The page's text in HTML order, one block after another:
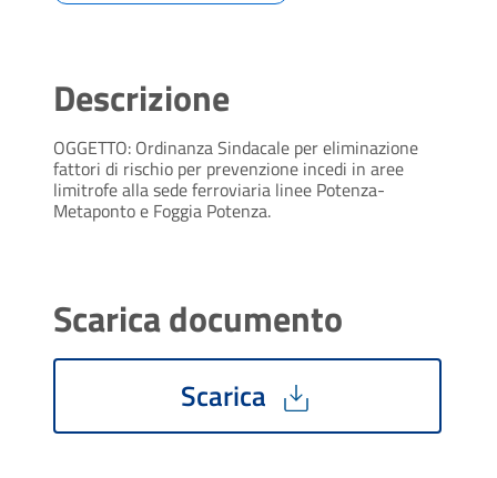
Descrizione
OGGETTO: Ordinanza Sindacale per eliminazione
fattori di rischio per prevenzione incedi in aree
limitrofe alla sede ferroviaria linee Potenza-
Metaponto e Foggia Potenza.
Scarica documento
Scarica